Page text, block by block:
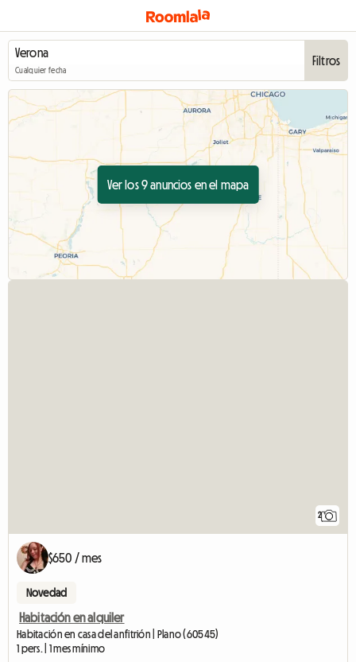
Cualquier fecha
Filtros
Ver los 9 anuncios en el mapa
2
$650 / mes
Novedad
Habitación en alquiler
Habitación en casa del anfitrión | Plano (60545)
1 pers. | 1 mes mínimo